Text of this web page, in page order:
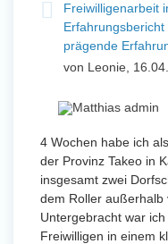
Freiwilligenarbeit
prägende
von Leonie,
4 Wochen habe ich
der Provinz Takeo in
insgesamt zwei
dem Roller außerhalb
Untergebracht war
Freiwilligen in einem